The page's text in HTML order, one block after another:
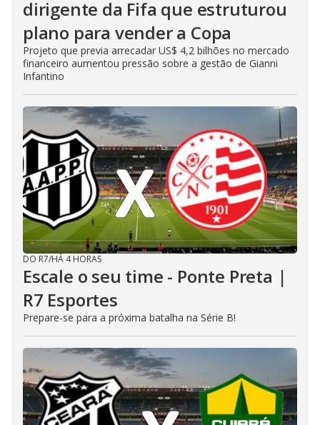
dirigente da Fifa que estruturou
plano para vender a Copa
Projeto que previa arrecadar US$ 4,2 bilhões no mercado
financeiro aumentou pressão sobre a gestão de Gianni
Infantino
DO R7/HÁ 4 HORAS
Escale o seu time - Ponte Preta |
R7 Esportes
Prepare-se para a próxima batalha na Série B!